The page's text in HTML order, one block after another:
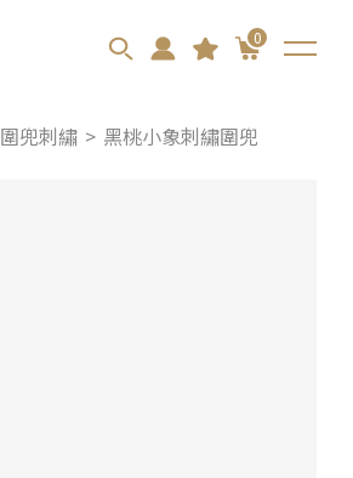
0
圍兜刺繡 黑桃小象刺繡圍兜